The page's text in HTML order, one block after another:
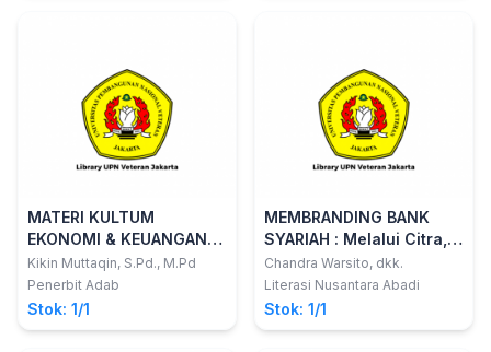
MATERI KULTUM
EKONOMI & KEUANGAN
SYARIAH PRAKTIS
Implementasi Literasi
Ekonomi & Keuangan
Syariah
Kikin Muttaqin, S.Pd., M.Pd
Penerbit Adab
Stok: 1/1
MEMBRANDING BANK
SYARIAH : Melalui Citra,
Standarisasi dan Niat
Merekomendasikan
Chandra Warsito, dkk.
Literasi Nusantara Abadi
Stok: 1/1